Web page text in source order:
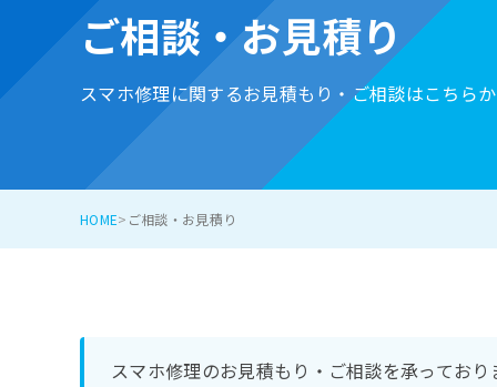
ご相談・お見積り
スマホ修理に関するお見積もり・ご相談はこちら
HOME ご相談・お見積り
スマホ修理のお見積もり・ご相談を承っており